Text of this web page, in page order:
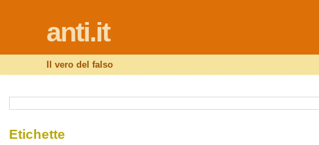
anti.it
Il vero del falso
Etichette